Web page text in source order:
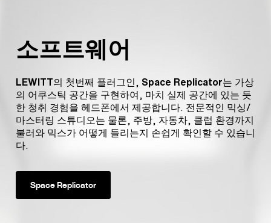
소프트웨어
LEWITT의 첫번째 플러그인, Space Replicator는 가상
의 어쿠스틱 공간을 구현하여, 마치 실제 공간에 있는 듯
한 청취 경험을 헤드폰에서 제공합니다. 전문적인 믹싱/
마스터링 스튜디오는 물론, 주방, 자동차, 클럽 환경까지
불러와 믹스가 어떻게 들리는지 손쉽게 확인할 수 있습니
다.
Space Replicator